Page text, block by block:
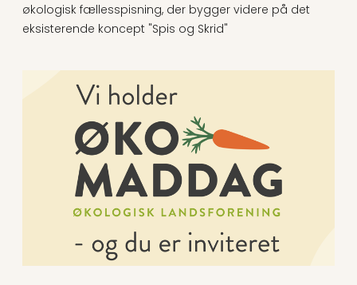
økologisk fællesspisning, der bygger videre på det
eksisterende koncept "Spis og Skrid"